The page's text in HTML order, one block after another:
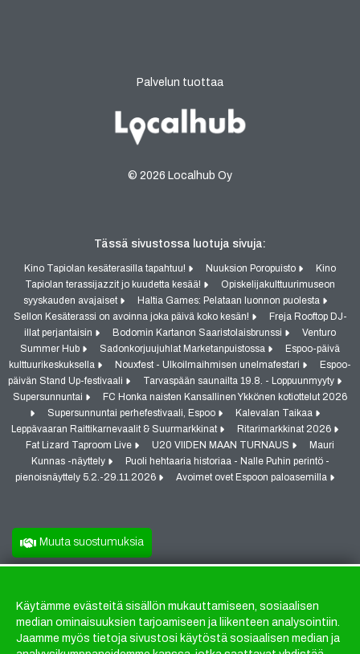
Palvelun tuottaa
© 2026 Localhub Oy
Tässä sivustossa luotuja sivuja:
Kino Tapiolan kesäterasilla tapahtuu! Nuuksion Poropuisto
Kino
Tapiolan terassijazzit jo kuudetta kesää!
Opiskelijakulttuurimuseon
syyskauden avajaiset
Haltia Games: Pelataan luonnon puolesta
Sellon Kesäterassi on avoinna joka päivä koko kesän!
Freja Rooftop DJ-
illat perjantaisin
Bodomin Kartanon Saaristolaisbrunssi
Venturo
Summer Hub
Sadonkorjuujuhlat Marketanpuistossa
Espoo-päivä
kulttuurikeskuksella
Nouxfest - Ulkoilmaihmisen unelmafestari
Espoo-
päivän Stand Up-festivaali
Tarvaspään saunailta 19.8. - Loppuunmyyty
Supersunnuntai
FC Honka naisten Kansallinen Ykkönen kotiottelut 2026
Supersunnuntai perhefestivaali, Espoo
Kalevalan Taikaa
Leppävaaran Raittikarnevaalit & Suurmarkkinat
Ritarimarkkinat 2026
Fat Lizard Taproom Live
U20 VIIDEN MAAN TURNAUS
Mauri
Kunnas -näyttely
Puoli hehtaaria historiaa - Nalle Puhin perintö -
pienoisnäyttely 5.2.-29.11.2026
Avoimet ovet Espoon paloasemilla
Muuta suostumuksia
Evästeet
Käytämme evästeitä sisällön mukauttamiseen, sosiaalisen
median ominaisuuksien tarjoamiseen ja liikenteen analysointiin.
Jaamme myös tietoja sivustosi käytöstä sosiaalisen median ja